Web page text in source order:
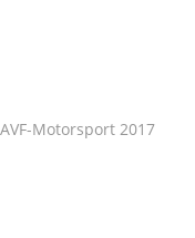
AVF-Motorsport 2017